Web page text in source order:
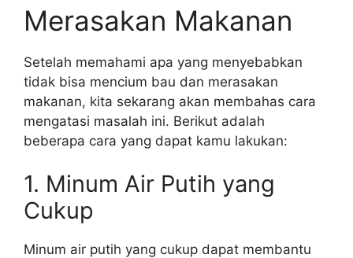
Merasakan Makanan
Setelah memahami apa yang menyebabkan
tidak bisa mencium bau dan merasakan
makanan, kita sekarang akan membahas cara
mengatasi masalah ini. Berikut adalah
beberapa cara yang dapat kamu lakukan:
1. Minum Air Putih yang
Cukup
Minum air putih yang cukup dapat membantu